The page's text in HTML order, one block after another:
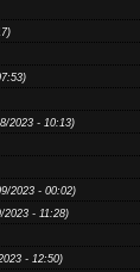
2023 - 10:13)
2023 - 00:02)
2023 - 11:28)
- 12:50)